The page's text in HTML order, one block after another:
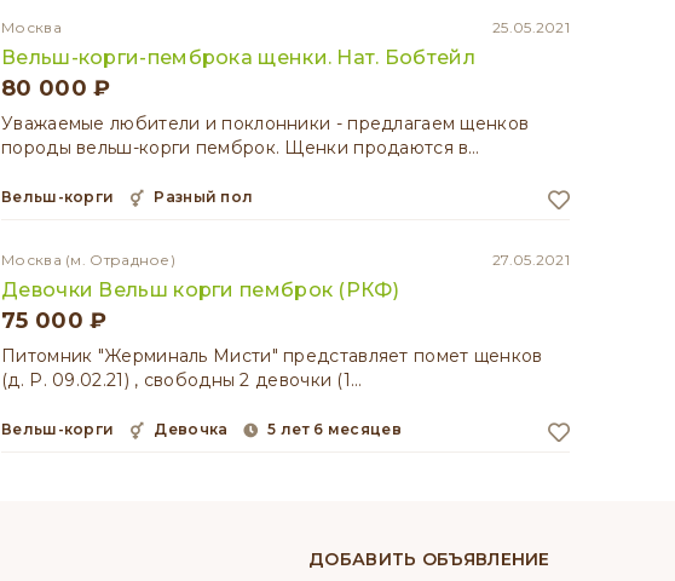
Москва 25.05.2021
Вельш-корги-пемброка щенки. Нат. Бобтейл
80 000 ₽
Уважаемые любители и поклонники - предлагаем щенков
породы вельш-корги пемброк. Щенки продаются в…
Вельш-корги разный пол
Москва (м. Отрадное) 27.05.2021
Девочки Вельш корги пемброк (РКФ)
75 000 ₽
Питомник "Жерминаль Мисти" представляет помет щенков
(д. Р. 09.02.21) , свободны 2 девочки (1…
Вельш-корги девочка 5 лет 6 месяцев
ДОБАВИТЬ ОБЪЯВЛЕНИЕ